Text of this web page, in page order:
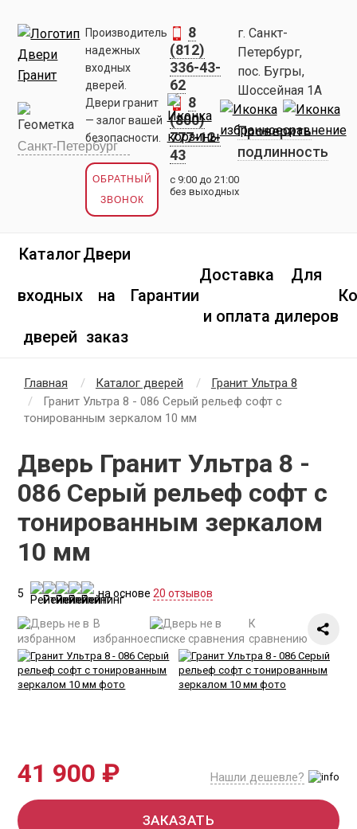
Производитель
надежных
входных
дверей.
Двери гранит
— залог вашей
безопасности.
ОБРАТНЫЙ
ЗВОНОК
8
(812)
336-43-
62
8
(800)
777-12-
43
с 9:00 до 21:00
без выходных
г. Санкт-
Петербург,
пос. Бугры,
Шоссейная 1А
Проверить
подлинность
Каталог
входных
дверей
Двери
на
заказ
Гарантии
Доставка
и оплата
Для
дилеров
Главная Каталог дверей
Гранит Ультра 8
Гранит Ультра 8 - 086 Серый рельеф софт с
тонированным зеркалом 10 мм
Дверь Гранит Ультра 8 -
086 Серый рельеф софт с
тонированным зеркалом
10 мм
5 на основе20 отзывов
В
избранное
К
сравнению
41 900 ₽ Нашли дешевле?
ЗАКАЗАТЬ